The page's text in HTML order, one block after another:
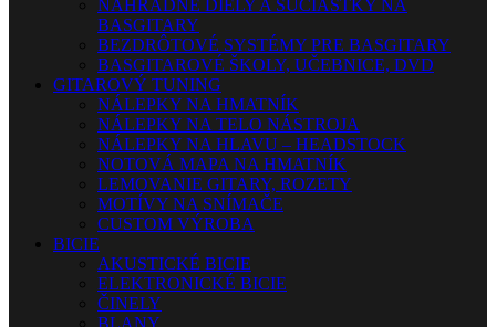
NÁHRADNÉ DIELY A SÚČIASTKY NA
BASGITARY
BEZDRÔTOVÉ SYSTÉMY PRE BASGITARY
BASGITAROVÉ ŠKOLY, UČEBNICE, DVD
GITAROVÝ TUNING
NÁLEPKY NA HMATNÍK
NÁLEPKY NA TELO NÁSTROJA
NÁLEPKY NA HLAVU – HEADSTOCK
NOTOVÁ MAPA NA HMATNÍK
LEMOVANIE GITARY, ROZETY
MOTÍVY NA SNÍMAČE
CUSTOM VÝROBA
BICIE
AKUSTICKÉ BICIE
ELEKTRONICKÉ BICIE
ČINELY
BLANY